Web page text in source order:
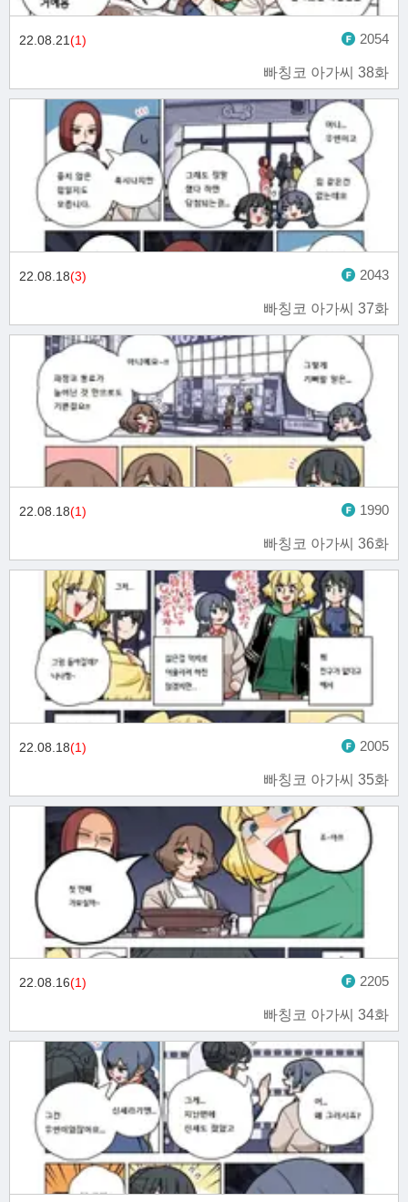
빠칭코 아가씨 38화
22.08.21(1) 2054
빠칭코 아가씨 37화
22.08.18(3) 2043
빠칭코 아가씨 36화
22.08.18(1) 1990
빠칭코 아가씨 35화
22.08.18(1) 2005
빠칭코 아가씨 34화
22.08.16(1) 2205